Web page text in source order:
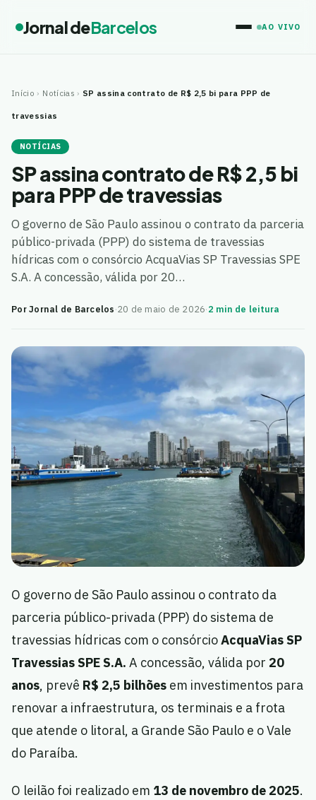
Jornal deBarcelos AO VIVO
Início › Notícias › SP assina contrato de R$ 2,5 bi para PPP de
travessias
NOTÍCIAS
SP assina contrato de R$ 2,5 bi
para PPP de travessias
O governo de São Paulo assinou o contrato da parceria
público-privada (PPP) do sistema de travessias
hídricas com o consórcio AcquaVias SP Travessias SPE
S.A. A concessão, válida por 20…
Por Jornal de Barcelos·20 de maio de 2026·2 min de leitura
O governo de São Paulo assinou o contrato da
parceria público-privada (PPP) do sistema de
travessias hídricas com o consórcioAcquaVias SP
Travessias SPE S.A. A concessão, válida por 20
anos, prevê R$ 2,5 bilhões em investimentos para
renovar a infraestrutura, os terminais e a frota
que atende o litoral, a Grande São Paulo e o Vale
do Paraíba.
O leilão foi realizado em 13 de novembro de 2025.